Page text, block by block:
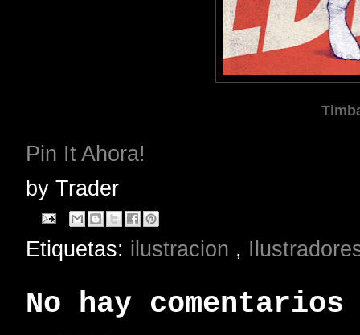
Pin It Ahora!
by Trader
Etiquetas: ilustracion ,
No hay